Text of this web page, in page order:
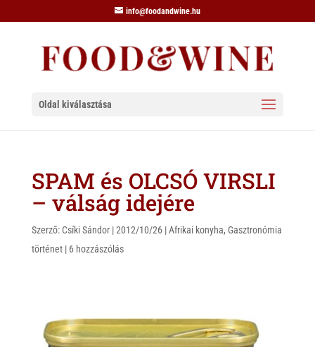
info@foodandwine.hu
Oldal kiválasztása
SPAM és OLCSÓ VIRSLI
– válság idejére
Szerző: Csíki Sándor|2012/10/26|Afrikai konyha, Gasztronómia
történet| 6 hozzászólás